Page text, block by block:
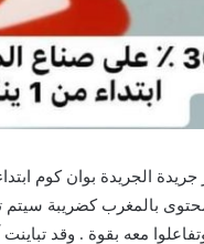
بالمغرب كضريبة سيتم
معه بقوة . وقد